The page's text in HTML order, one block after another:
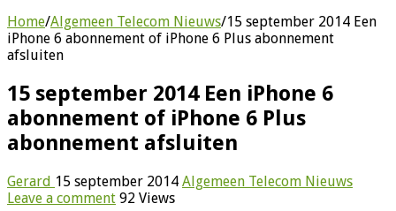
Home/Algemeen Telecom Nieuws/15 september 2014 Een
iPhone 6 abonnement of iPhone 6 Plus abonnement
afsluiten
15 september 2014 Een iPhone 6
abonnement of iPhone 6 Plus
abonnement afsluiten
Gerard 15 september 2014 Algemeen Telecom Nieuws
Leave a comment 92 Views